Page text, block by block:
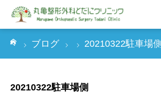
ム ブログ 20210322駐車場側
20210322駐車場側
HOME